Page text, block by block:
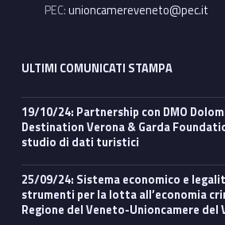
PEC:unioncamereveneto@pec.it
ULTIMI COMUNICATI STAMPA
19/10/24: Partnership con DMO Dolomiti Bellunesi e
Destination Verona & Garda
studio di dati turistici
25/09/24: Sistema economico e legalità, regole e
strumenti per la lotta all’economia
Regione del Veneto-Unioncamere del